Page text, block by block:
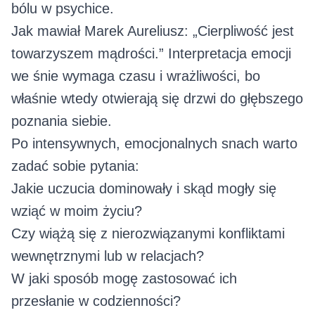
bólu w psychice.
Jak mawiał Marek Aureliusz: „Cierpliwość jest
towarzyszem mądrości.” Interpretacja emocji
we śnie wymaga czasu i wrażliwości, bo
właśnie wtedy otwierają się drzwi do głębszego
poznania siebie.
Po intensywnych, emocjonalnych snach warto
zadać sobie pytania:
Jakie uczucia dominowały i skąd mogły się
wziąć w moim życiu?
Czy wiążą się z nierozwiązanymi konfliktami
wewnętrznymi lub w relacjach?
W jaki sposób mogę zastosować ich
przesłanie w codzienności?